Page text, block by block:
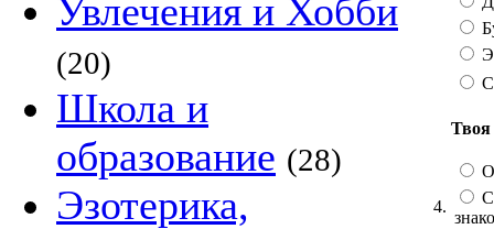
Увлечения и Хобби
(20)
Школа и
образование (28)
Эзотерика,
4.
Твоя